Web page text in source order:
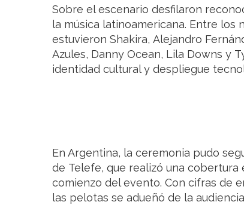
Sobre el escenario desfilaron
la música latinoamericana. Entre los
estuvieron Shakira, Alejandro
Azules, Danny Ocean, Lila Downs y
identidad cultural y despliegue
En Argentina, la ceremonia pudo
de Telefe, que realizó una cobertura
comienzo del evento. Con cifras de
las pelotas se adueñó de la